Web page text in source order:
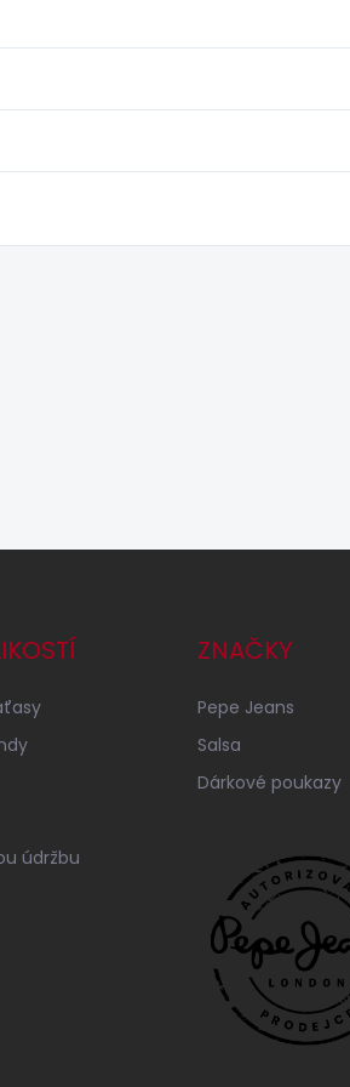
údržbu
ZNAČKY
Pepe Jeans
Salsa
Dárkové poukazy